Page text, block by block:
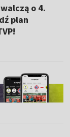
o 4.
plan